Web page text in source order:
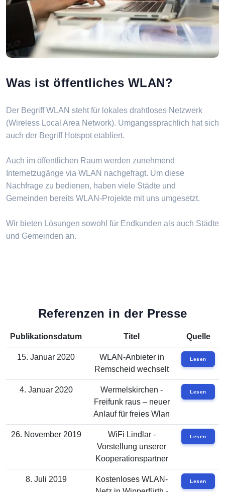
Was ist öffentliches WLAN?
Der Begriff WLAN steht für lokales drahtloses Netzwerk
(Wireless Local Area Network). Umgangssprachlich hat sich
auch der Begriff Hotspot etabliert.
Auch im öffentlichen Raum werden zunehmend
Internetzugänge via WLAN nachgefragt. Um diese
Nachfrage zu bedienen, haben viele Städte und
Gemeinden bereits WLAN-Projekte mit uns umgesetzt.
Wir bieten Lösungen sowohl für Endkunden als auch Städte
und Gemeinden an.
Referenzen in der Presse
Publikationsdatum Titel Quelle
15. Januar 2020
WLAN-Anbieter in
Remscheid wechselt
Lesen
4. Januar 2020
Wermelskirchen -
Freifunk raus – neuer
Anlauf für freies Wlan
Lesen
26. November 2019
WiFi Lindlar -
Vorstellung unserer
Kooperationspartner
Lesen
8. Juli 2019
Kostenloses WLAN-
Lesen